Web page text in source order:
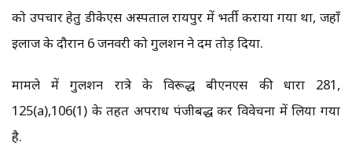
को उपचार हेतु डीकेएस अस्पताल रायपुर में भर्ती कराया गया था, जहाँ
इलाज के दौरान 6 जनवरी को गुलशन ने दम तोड़ दिया.
मामले में गुलशन रात्रे के विरूद्ध बीएनएस की धारा 281,
125(a),106(1) के तहत अपराध पंजीबद्ध कर विवेचना में लिया गया
है.